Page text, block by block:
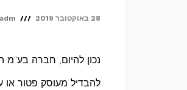
28 באוקטובר 2019
נכון להיום, חברה בע"מ
להבדיל מעוסק פטור